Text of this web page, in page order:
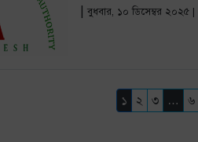
বুধবার, ১০ ডিসেম্বর ২০২৫ |
১ ২ ৩ … ৬